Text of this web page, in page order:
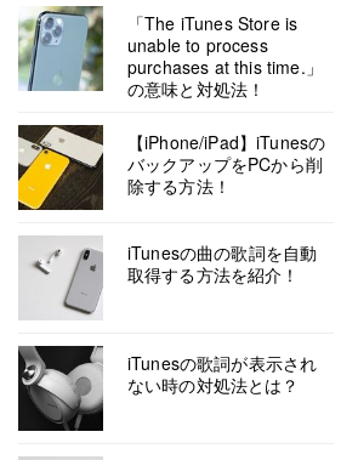
「The iTunes Store is
unable to process
purchases at this time.」
の意味と対処法！
【iPhone/iPad】iTunesの
バックアップをPCから削
除する方法！
iTunesの曲の歌詞を自動
取得する方法を紹介！
iTunesの歌詞が表示され
ない時の対処法とは？